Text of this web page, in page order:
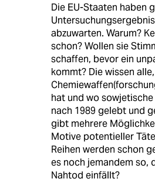
Die EU-Staaten haben
abzuwarten. Warum?
schon? Wollen sie
schaffen, bevor ein
kommt? Die wissen
hat und wo
nach 1989 gelebt und
gibt mehrere
Motive potentieller
Reihen werden schon
es noch jemandem so,
Nahtod einfällt?